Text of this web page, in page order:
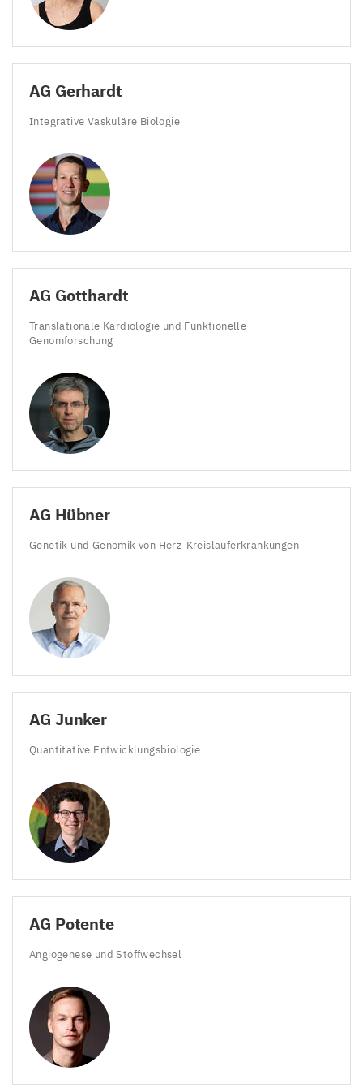
AG Gerhardt
Integrative Vaskuläre Biologie
AG Gotthardt
Translationale Kardiologie und Funktionelle
Genomforschung
AG Hübner
Genetik und Genomik von Herz-Kreislauferkrankungen
AG Junker
Quantitative Entwicklungsbiologie
AG Potente
Angiogenese und Stoffwechsel